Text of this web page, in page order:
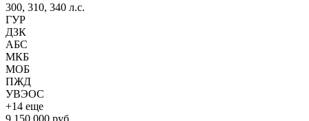
300, 310, 340 л.с.
ГУР
ДЗК
АБС
МКБ
МОБ
ПЖД
УВЭОС
+14 еще
9 150 000 руб.